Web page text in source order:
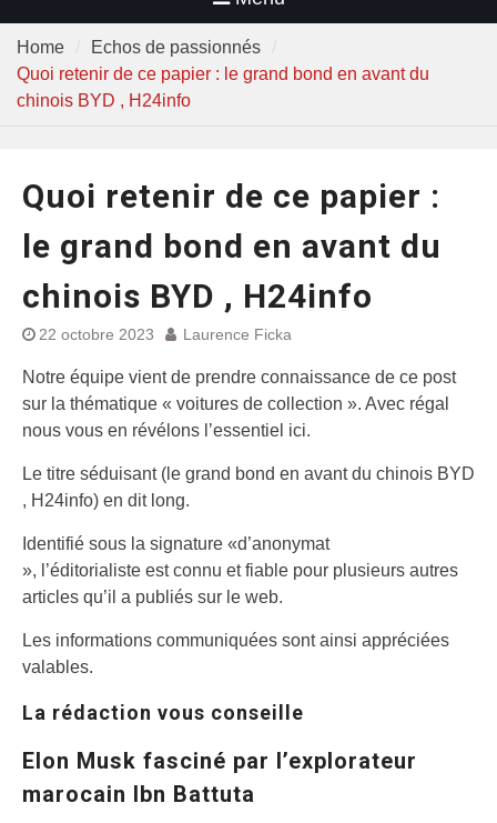
Home
Echos de passionnés
Quoi retenir de ce papier : le grand bond en avant du
chinois BYD , H24info
Quoi retenir de ce papier :
le grand bond en avant du
chinois BYD , H24info
22 octobre 2023 Laurence Ficka
Notre équipe vient de prendre connaissance de ce post
sur la thématique « voitures de collection ». Avec régal
nous vous en révélons l’essentiel ici.
Le titre séduisant (le grand bond en avant du chinois BYD
, H24info) en dit long.
Identifié sous la signature «d’anonymat
», l’éditorialiste est connu et fiable pour plusieurs autres
articles qu’il a publiés sur le web.
Les informations communiquées sont ainsi appréciées
valables.
La rédaction vous conseille
Elon Musk fasciné par l’explorateur
marocain Ibn Battuta